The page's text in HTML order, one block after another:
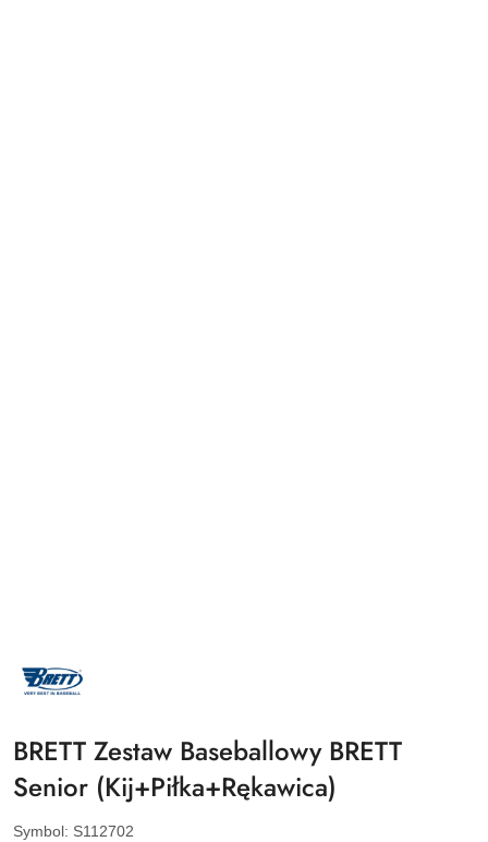
PRODUCENTA:
BRETT
BRETT Zestaw Baseballowy BRETT
Senior (Kij+Piłka+Rękawica)
Symbol: S112702